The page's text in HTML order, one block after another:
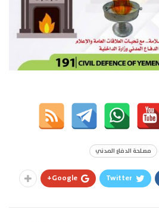
مصلحة الدفاع المدني
Twitter
Google+